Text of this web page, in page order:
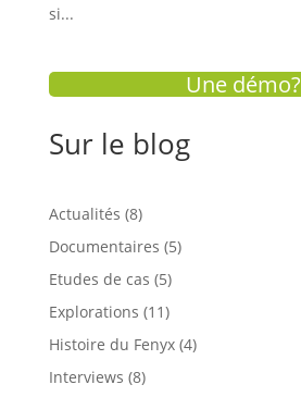
si...
Une démo?
Sur le blog
Actualités (8)
Documentaires (5)
Etudes de cas (5)
Explorations (11)
Histoire du Fenyx(4)
Interviews (8)